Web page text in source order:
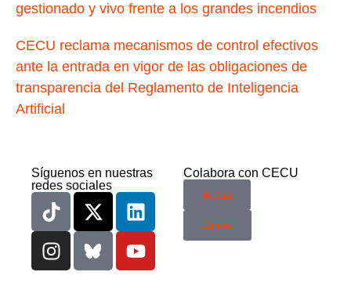
gestionado y vivo frente a los grandes incendios
CECU reclama mecanismos de control efectivos
ante la entrada en vigor de las obligaciones de
transparencia del Reglamento de Inteligencia
Artificial
Síguenos en nuestras
redes sociales
Colabora con CECU
Actúa
Únete